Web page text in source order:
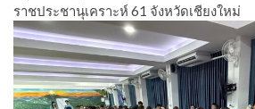
ราชประชานุเคราะห์ 61 จังหวัดเชียงใหม่